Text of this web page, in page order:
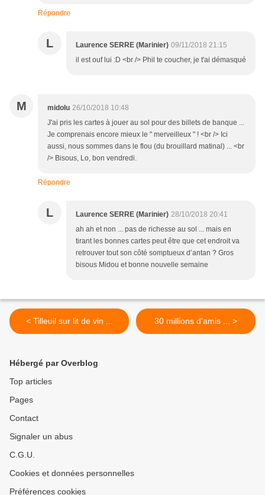
Répondre
L Laurence SERRE (Marinier) 09/11/2018 21:15
il est ouf lui :D <br /> Phil te coucher, je t'ai démasqué
M midolu 26/10/2018 10:48
J'ai pris les cartes à jouer au sol pour des billets de banque ...
Je comprenais encore mieux le " merveilleux " ! <br /> Ici
aussi, nous sommes dans le flou (du brouillard matinal) ... <br
/> Bisous, Lo, bon vendredi.
Répondre
L Laurence SERRE (Marinier) 28/10/2018 20:41
ah ah et non ... pas de richesse au sol ... mais en
tirant les bonnes cartes peut être que cet endroit va
retrouver tout son côté somptueux d’antan ? Gros
bisous Midou et bonne nouvelle semaine
< Tilleuil sur lit de vin ... 30 millions d'amis ... >
Hébergé par Overblog
Top articles
Pages
Contact
Signaler un abus
C.G.U.
Cookies et données personnelles
Préférences cookies